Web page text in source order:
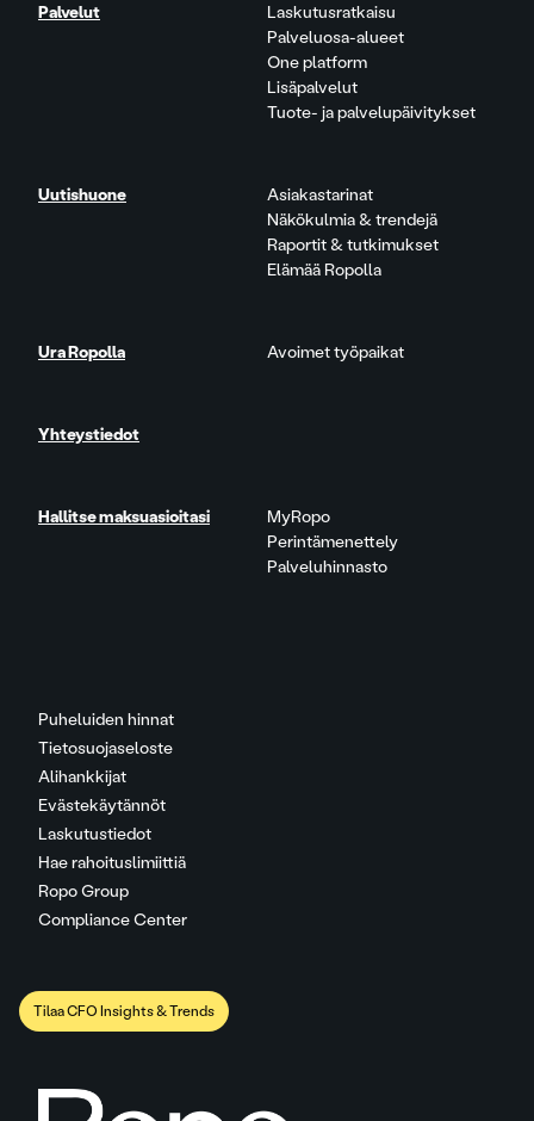
Puheluiden hinnat
Tietosuojaseloste
Alihankkijat
Evästekäytännöt
Laskutustiedot
Hae rahoituslimiittiä
Ropo Group
Compliance Center
Palvelut
Laskutusratkaisu
Palveluosa-alueet
One platform
Lisäpalvelut
Tuote- ja palvelupäivitykset
Uutishuone
Asiakastarinat
Näkökulmia & trendejä
Raportit & tutkimukset
Elämää Ropolla
Ura Ropolla Avoimet työpaikat
Yhteystiedot
Hallitse maksuasioitasi
MyRopo
Perintämenettely
Palveluhinnasto
Tilaa CFO Insights & Trends